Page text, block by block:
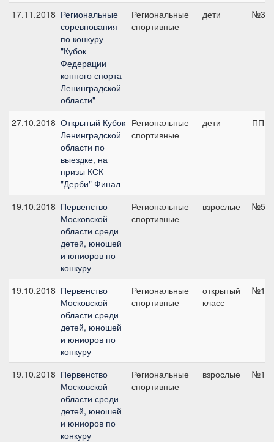
17.11.2018 Региональные
соревнования
по конкуру
"Кубок
Федерации
конного спорта
Ленинградской
области"
Региональные
спортивные
дети №3,
27.10.2018 Открытый Кубок
Ленинградской
области по
выездке, на
призы КСК
"Дерби" Финал
Региональные
спортивные
дети ПП
19.10.2018 Первенство
Московской
области среди
детей, юношей
и юниоров по
конкуру
Региональные
спортивные
взрослые №5,
19.10.2018 Первенство
Московской
области среди
детей, юношей
и юниоров по
конкуру
Региональные
спортивные
открытый
класс
№1,
19.10.2018 Первенство
Московской
области среди
детей, юношей
и юниоров по
конкуру
Региональные
спортивные
взрослые №1,